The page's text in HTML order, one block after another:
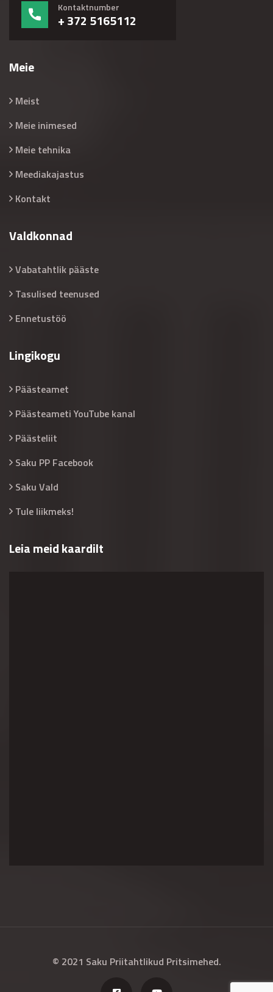
Kontaktnumber
+ 372 5165112
Meie
Meist
Meie inimesed
Meie tehnika
Meediakajastus
Kontakt
Valdkonnad
Vabatahtlik pääste
Tasulised teenused
Ennetustöö
Lingikogu
Päästeamet
Päästeameti YouTube kanal
Päästeliit
Saku PP Facebook
Saku Vald
Tule liikmeks!
Leia meid kaardilt
© 2021 Saku Priitahtlikud Pritsimehed.